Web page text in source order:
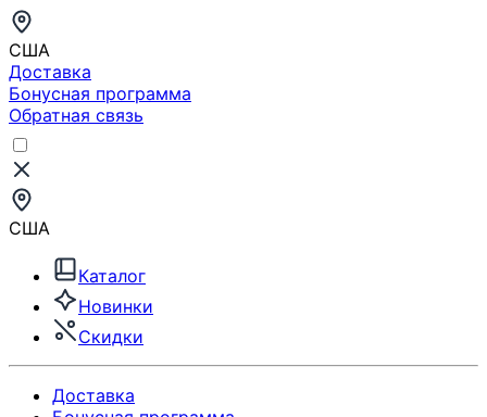
США
Доставка
Бонусная программа
Обратная связь
США
Каталог
Новинки
Скидки
Доставка